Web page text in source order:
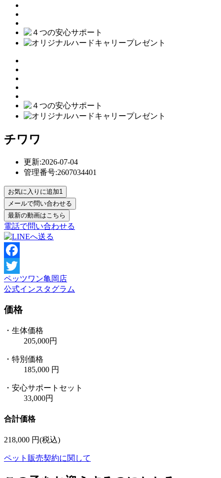
チワワ
更新:2026-07-04
管理番号:2607034401
お気に入りに追加1
電話で問い合わせる
Facebook
Twitter
ペッツワン亀岡店
公式インスタグラム
価格
・生体価格
205,000円
・ 特別価格
185,000 円
・安心サポートセット
33,000円
合計価格
218,000 円(税込)
ペット販売契約に関して